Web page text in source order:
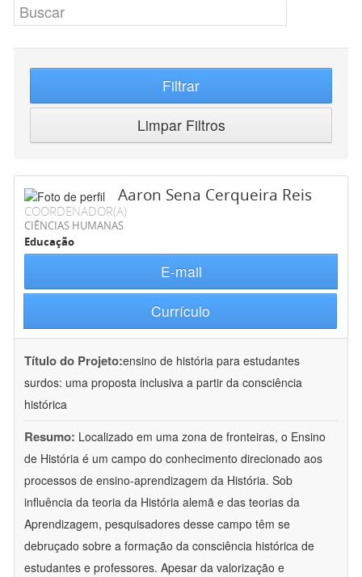
Filtrar
Limpar Filtros
Aaron Sena Cerqueira Reis
COORDENADOR(A)
CIÊNCIAS HUMANAS
Educação
E-mail
Currículo
Título do Projeto:ensino de história para estudantes
surdos: uma proposta inclusiva a partir da consciência
histórica
Resumo: Localizado em uma zona de fronteiras, o Ensino
de História é um campo do conhecimento direcionado aos
processos de ensino-aprendizagem da História. Sob
influência da teoria da História alemã e das teorias da
Aprendizagem, pesquisadores desse campo têm se
debruçado sobre a formação da consciência histórica de
estudantes e professores. Apesar da valorização e